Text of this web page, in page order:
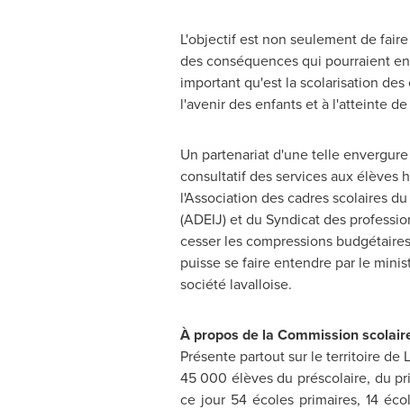
L'objectif est non seulement de
des conséquences qui pourraient
important qu'est la scolarisation
l'avenir des enfants et à l'atteinte
Un partenariat d'une telle
consultatif des services aux élèves
l'Association des cadres scolaires
(ADEIJ) et du Syndicat des
cesser les compressions
puisse se faire entendre par le
société lavalloise.
À propos de la Commission
Présente partout sur le territoire de
45 000 élèves du préscolaire, du
ce jour 54 écoles primaires, 14